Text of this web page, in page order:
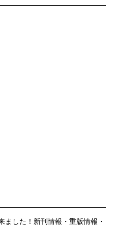
ました！新刊情報・重版情報・